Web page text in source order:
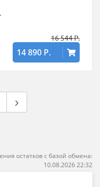
16 544 Р.
14 890 Р.
остатков с базой обмена:
10.08.2026 22:32